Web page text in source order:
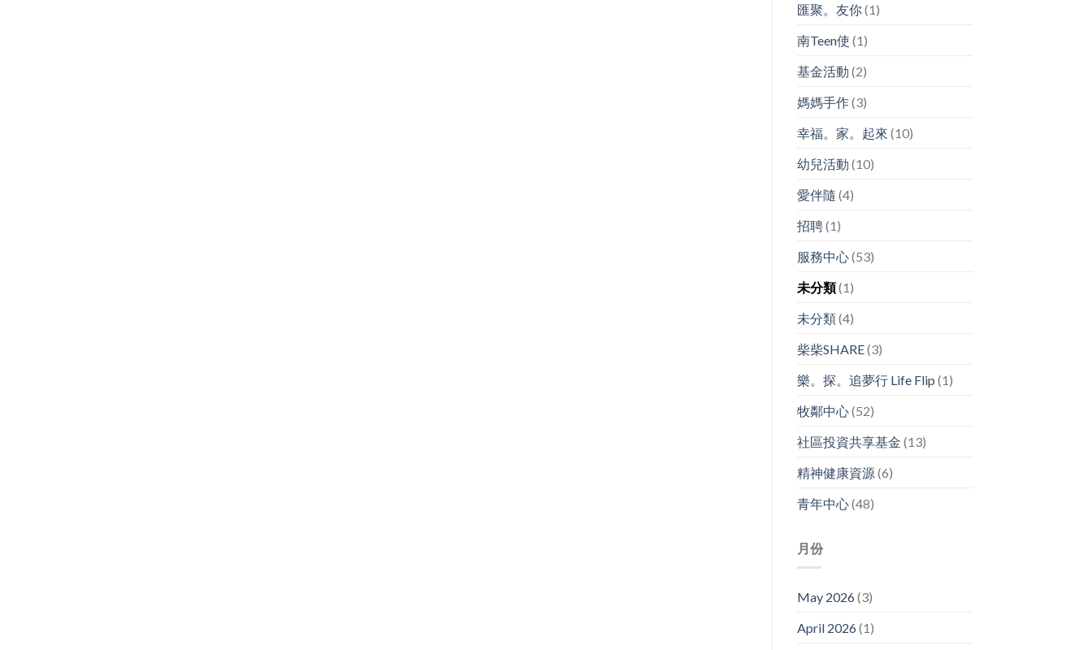
匯聚。友你(1)
南Teen使 (1)
基金活動 (2)
媽媽手作(3)
幸福。家。起來 (10)
幼兒活動 (10)
愛伴隨 (4)
招聘(1)
服務中心(53)
未分類(1)
未分類(4)
柴柴SHARE(3)
樂。探。追夢行 Life Flip (1)
牧鄰中心(52)
社區投資共享基金 (13)
精神健康資源(6)
青年中心(48)
月份
May 2026(3)
April 2026(1)